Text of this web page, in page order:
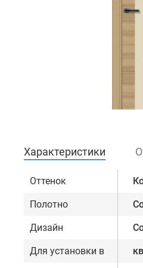
Характеристики
Оттенок
Полотно
Дизайн
Для установки в